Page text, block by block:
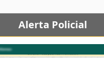
Alerta Policial